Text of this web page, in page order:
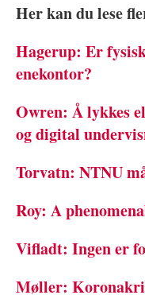
Her kan du lese
Hagerup: Er
enekontor?
Owren: Å lykkes
og digital
Torvatn: NTNU
Roy: A
Vifladt: Ingen er
Møller: